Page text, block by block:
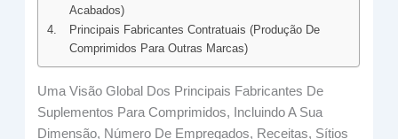
Acabados)
Principais Fabricantes Contratuais (produção De
Comprimidos Para Outras Marcas)
Uma Visão Global Dos Principais Fabricantes De
Suplementos Para Comprimidos, Incluindo A Sua
Dimensão, Número De Empregados, Receitas, Sítios